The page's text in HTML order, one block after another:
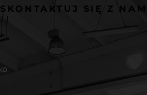
SKONTAKTUJ SIĘ Z NAMI